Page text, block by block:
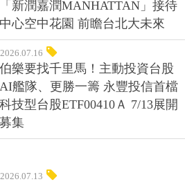
「新潤嘉潤MANHATTAN」接待
中心空中花園 前瞻台北大未來
2026.07.16
伯樂要找千里馬！主動投資台股
AI艦隊、更勝一籌 永豐投信首檔
科技型台股ETF00410Ａ 7/13展開
募集
2026.07.13